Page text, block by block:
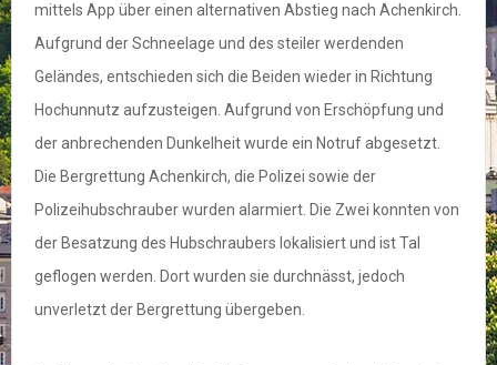
mittels App über einen alternativen Abstieg nach Achenkirch.
Aufgrund der Schneelage und des steiler werdenden
Geländes, entschieden sich die Beiden wieder in Richtung
Hochunnutz aufzusteigen. Aufgrund von Erschöpfung und
der anbrechenden Dunkelheit wurde ein Notruf abgesetzt.
Die Bergrettung Achenkirch, die Polizei sowie der
Polizeihubschrauber wurden alarmiert. Die Zwei konnten von
der Besatzung des Hubschraubers lokalisiert und ist Tal
geflogen werden. Dort wurden sie durchnässt, jedoch
unverletzt der Bergrettung übergeben.